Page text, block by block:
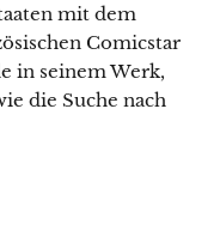
mit dem
Comicstar
in seinem Werk,
die Suche nach